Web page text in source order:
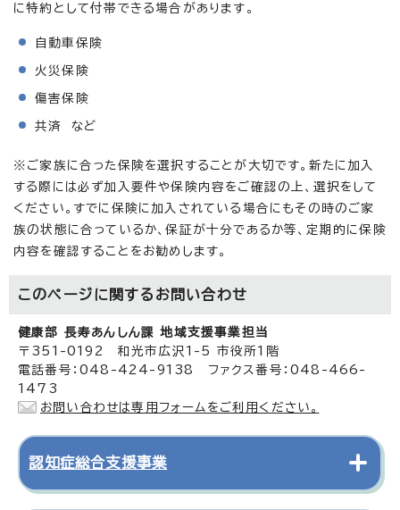
に特約として付帯できる場合があります。
自動車保険
火災保険
傷害保険
共済 など
※ご家族に合った保険を選択することが大切です。新たに加入
する際には必ず加入要件や保険内容をご確認の上、選択をして
ください。すでに保険に加入されている場合にもその時のご家
族の状態に合っているか、保証が十分であるか等、定期的に保険
内容を確認することをお勧めします。
このページに関する お問い合わせ
健康部 長寿あんしん課 地域支援事業担当
〒351-0192 和光市広沢1-5 市役所1階
電話番号：048-424-9138 ファクス番号：048-466-
1473
お問い合わせは専用フォームをご利用ください。
認知症総合支援事業